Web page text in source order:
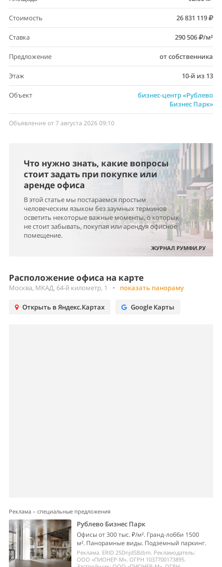
Стоимость 26 831 119
Ставка 290 506 /м²
Предложение от собственника
Этаж 10-й из 13
Объект
бизнес-центр «Рублево
Бизнес Парк»
Объявление от 7 августа 2026 09:10
Что нужно знать, какие вопросы
стоит задать при покупке или
аренде офиса
В этой статье мы постараемся простым
человеческим языком без заумных терминов
осветить некоторые важные моменты, о которых
не стоит забывать, покупая или арендуя офисное
помещение.
ЖУРНАЛ РУМФИ.РУ
Расположение офиса на карте
Москва, МКАД, 64-й километр, 1 • показать панораму
Открыть в Яндекс.Картах Google Карты
Реклама – специальные предложения
Рублево Бизнес Парк
Офисы от 300 тыс. ₽/м². Гранд-лобби 1500
м². Панорамные виды. Подземный паркинг.
Реклама. ERID 2SDnjdS8zbm. Рекламодатель:
ООО «ПИОНЕР-М», ОГРН 1037700173895.